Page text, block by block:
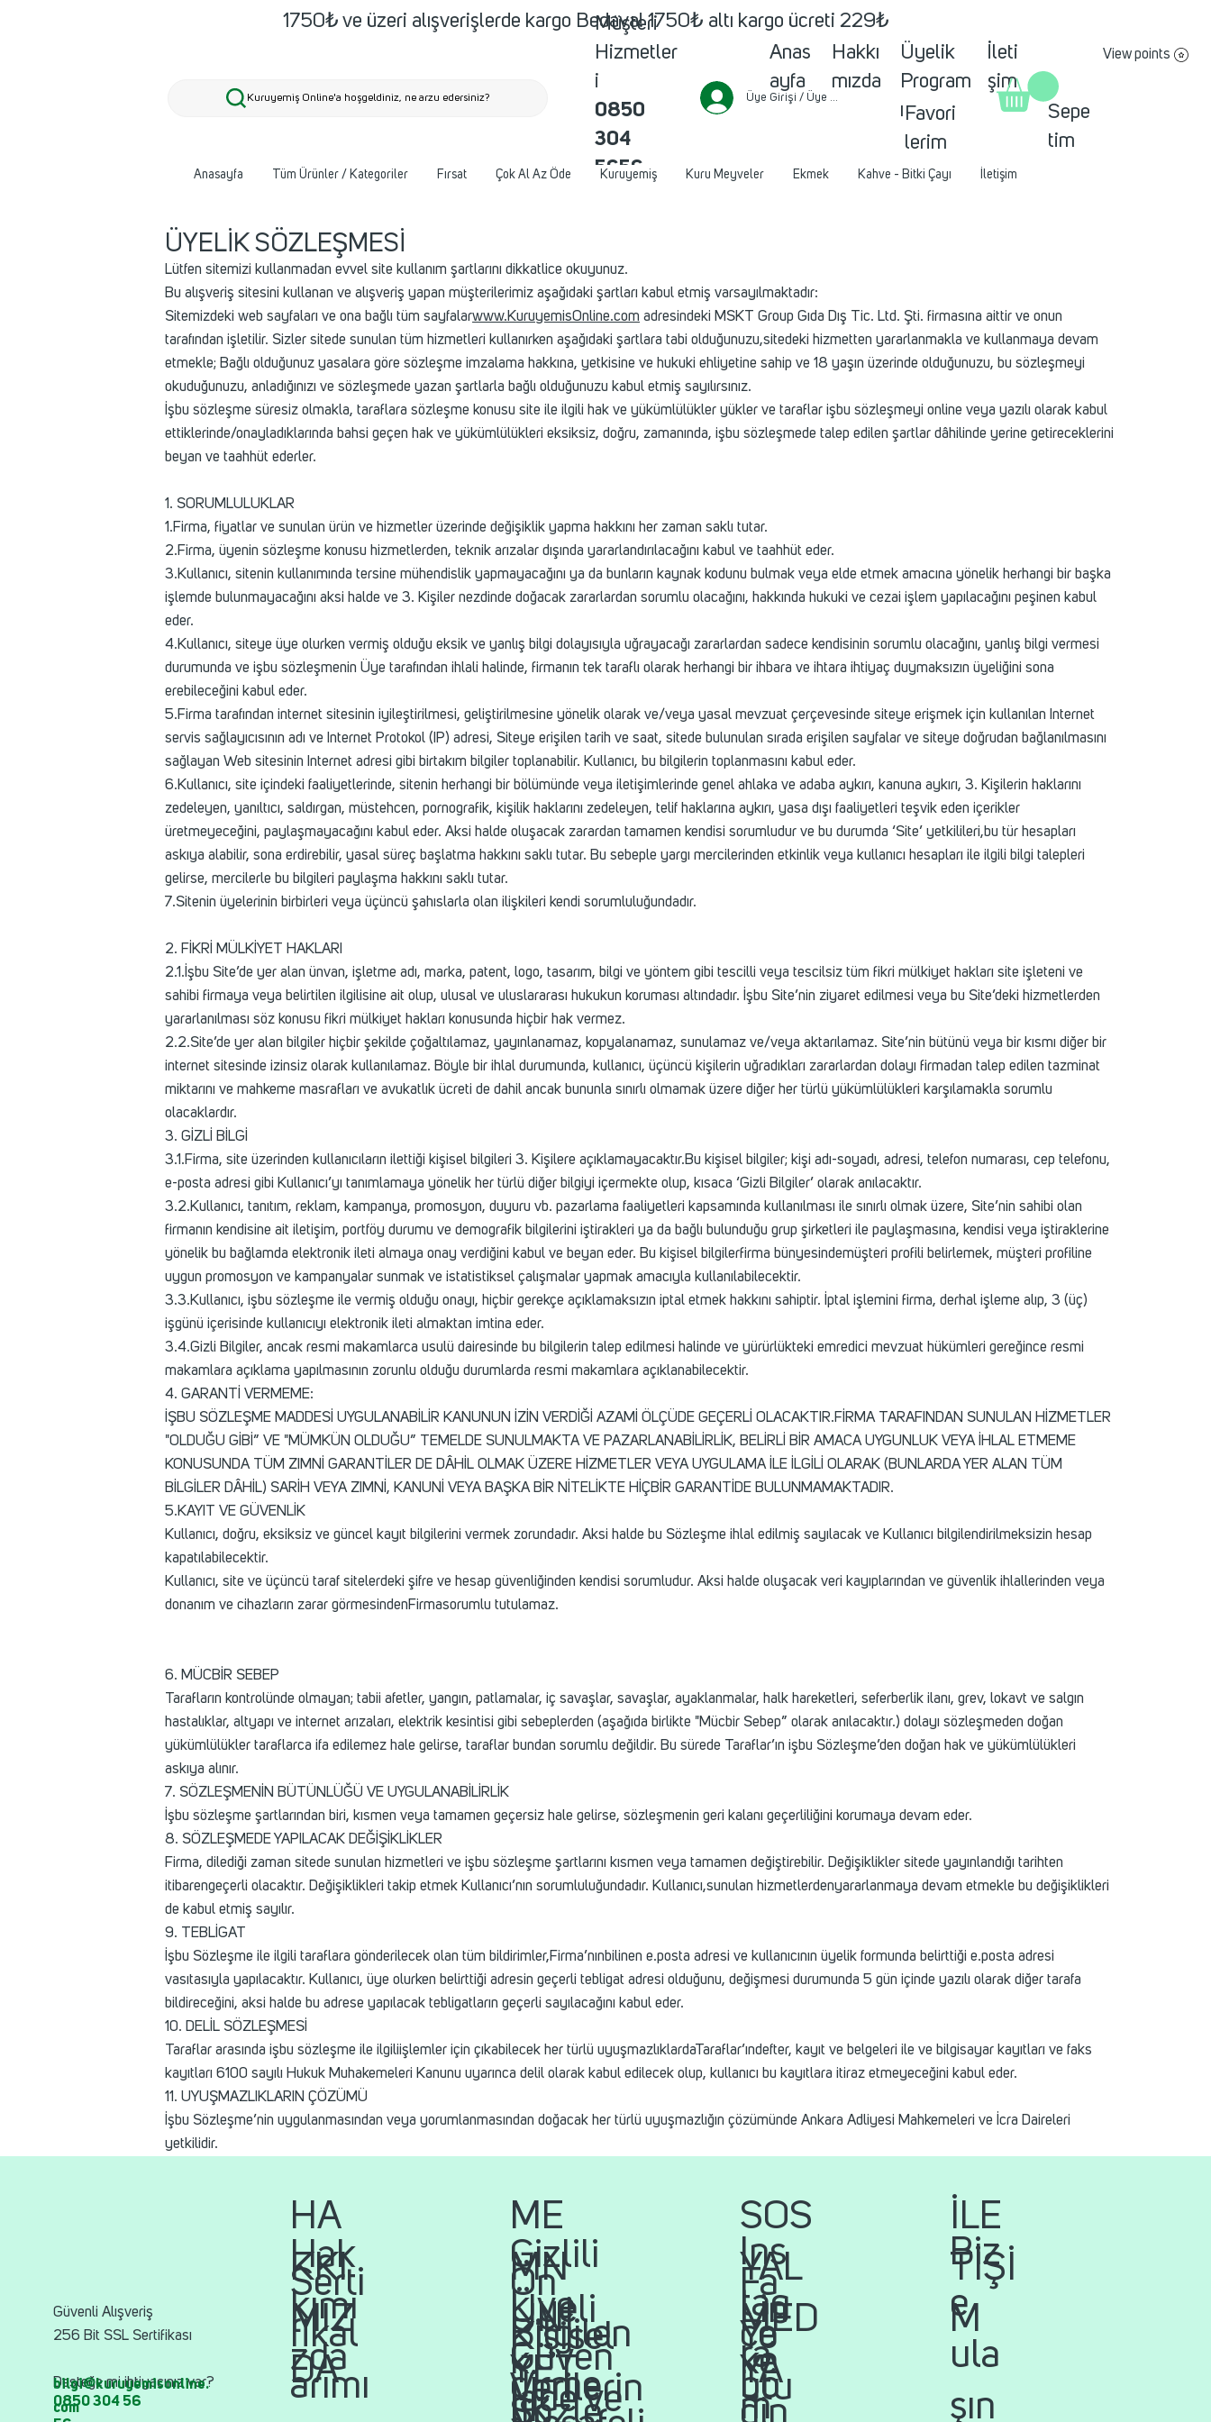
1750₺ ve üzeri alışverişlerde kargo Bedava! 1750₺ altı kargo ücreti 229₺
Anas
ayfa
Hakkı
mızda
Üyelik
Program
ı
İleti
şim
Kuruyemiş Online'a hoşgeldiniz, ne arzu edersiniz?
Müşteri
Hizmetler
i
0850
304
5656
Üye Girişi / Üye ol
View points
Favori
lerim
Sepe
tim
Anasayfa Tüm Ürünler / Kategoriler Fırsat Çok Al Az Öde Kuruyemiş Kuru Meyveler Ekmek Kahve - Bitki Çayı İletişim
ÜYELİK SÖZLEŞMESİ
Lütfen sitemizi kullanmadan evvel site kullanım şartlarını dikkatlice okuyunuz.
Bu alışveriş sitesini kullanan ve alışveriş yapan müşterilerimiz aşağıdaki şartları kabul etmiş varsayılmaktadır:
Sitemizdeki web sayfaları ve ona bağlı tüm sayfalarwww.KuruyemisOnline.com adresindeki MSKT Group Gıda Dış Tic. Ltd. Şti. firmasına aittir ve onun
tarafından işletilir. Sizler sitede sunulan tüm hizmetleri kullanırken aşağıdaki şartlara tabi olduğunuzu,sitedeki hizmetten yararlanmakla ve kullanmaya devam
etmekle; Bağlı olduğunuz yasalara göre sözleşme imzalama hakkına, yetkisine ve hukuki ehliyetine sahip ve 18 yaşın üzerinde olduğunuzu, bu sözleşmeyi
okuduğunuzu, anladığınızı ve sözleşmede yazan şartlarla bağlı olduğunuzu kabul etmiş sayılırsınız.
İşbu sözleşme süresiz olmakla, taraflara sözleşme konusu site ile ilgili hak ve yükümlülükler yükler ve taraflar işbu sözleşmeyi online veya yazılı olarak kabul
ettiklerinde/onayladıklarında bahsi geçen hak ve yükümlülükleri eksiksiz, doğru, zamanında, işbu sözleşmede talep edilen şartlar dâhilinde yerine getireceklerini
beyan ve taahhüt ederler.
1. SORUMLULUKLAR
1.Firma, fiyatlar ve sunulan ürün ve hizmetler üzerinde değişiklik yapma hakkını her zaman saklı tutar.
2.Firma, üyenin sözleşme konusu hizmetlerden, teknik arızalar dışında yararlandırılacağını kabul ve taahhüt eder.
3.Kullanıcı, sitenin kullanımında tersine mühendislik yapmayacağını ya da bunların kaynak kodunu bulmak veya elde etmek amacına yönelik herhangi bir başka
işlemde bulunmayacağını aksi halde ve 3. Kişiler nezdinde doğacak zararlardan sorumlu olacağını, hakkında hukuki ve cezai işlem yapılacağını peşinen kabul
eder.
4.Kullanıcı, siteye üye olurken vermiş olduğu eksik ve yanlış bilgi dolayısıyla uğrayacağı zararlardan sadece kendisinin sorumlu olacağını, yanlış bilgi vermesi
durumunda ve işbu sözleşmenin Üye tarafından ihlali halinde, firmanın tek taraflı olarak herhangi bir ihbara ve ihtara ihtiyaç duymaksızın üyeliğini sona
erebileceğini kabul eder.
5.Firma tarafından internet sitesinin iyileştirilmesi, geliştirilmesine yönelik olarak ve/veya yasal mevzuat çerçevesinde siteye erişmek için kullanılan Internet
servis sağlayıcısının adı ve Internet Protokol (IP) adresi, Siteye erişilen tarih ve saat, sitede bulunulan sırada erişilen sayfalar ve siteye doğrudan bağlanılmasını
sağlayan Web sitesinin Internet adresi gibi birtakım bilgiler toplanabilir. Kullanıcı, bu bilgilerin toplanmasını kabul eder.
6.Kullanıcı, site içindeki faaliyetlerinde, sitenin herhangi bir bölümünde veya iletişimlerinde genel ahlaka ve adaba aykırı, kanuna aykırı, 3. Kişilerin haklarını
zedeleyen, yanıltıcı, saldırgan, müstehcen, pornografik, kişilik haklarını zedeleyen, telif haklarına aykırı, yasa dışı faaliyetleri teşvik eden içerikler
üretmeyeceğini, paylaşmayacağını kabul eder. Aksi halde oluşacak zarardan tamamen kendisi sorumludur ve bu durumda ‘Site’ yetkilileri,bu tür hesapları
askıya alabilir, sona erdirebilir, yasal süreç başlatma hakkını saklı tutar. Bu sebeple yargı mercilerinden etkinlik veya kullanıcı hesapları ile ilgili bilgi talepleri
gelirse, mercilerle bu bilgileri paylaşma hakkını saklı tutar.
7.Sitenin üyelerinin birbirleri veya üçüncü şahıslarla olan ilişkileri kendi sorumluluğundadır.
2. FİKRİ MÜLKİYET HAKLARI
2.1.İşbu Site’de yer alan ünvan, işletme adı, marka, patent, logo, tasarım, bilgi ve yöntem gibi tescilli veya tescilsiz tüm fikri mülkiyet hakları site işleteni ve
sahibi firmaya veya belirtilen ilgilisine ait olup, ulusal ve uluslararası hukukun koruması altındadır. İşbu Site’nin ziyaret edilmesi veya bu Site’deki hizmetlerden
yararlanılması söz konusu fikri mülkiyet hakları konusunda hiçbir hak vermez.
2.2.Site’de yer alan bilgiler hiçbir şekilde çoğaltılamaz, yayınlanamaz, kopyalanamaz, sunulamaz ve/veya aktarılamaz. Site’nin bütünü veya bir kısmı diğer bir
internet sitesinde izinsiz olarak kullanılamaz. Böyle bir ihlal durumunda, kullanıcı, üçüncü kişilerin uğradıkları zararlardan dolayı firmadan talep edilen tazminat
miktarını ve mahkeme masrafları ve avukatlık ücreti de dahil ancak bununla sınırlı olmamak üzere diğer her türlü yükümlülükleri karşılamakla sorumlu
olacaklardır.
3. GİZLİ BİLGİ
3.1.Firma, site üzerinden kullanıcıların ilettiği kişisel bilgileri 3. Kişilere açıklamayacaktır.Bu kişisel bilgiler; kişi adı-soyadı, adresi, telefon numarası, cep telefonu,
e-posta adresi gibi Kullanıcı’yı tanımlamaya yönelik her türlü diğer bilgiyi içermekte olup, kısaca ‘Gizli Bilgiler’ olarak anılacaktır.
3.2.Kullanıcı, tanıtım, reklam, kampanya, promosyon, duyuru vb. pazarlama faaliyetleri kapsamında kullanılması ile sınırlı olmak üzere, Site’nin sahibi olan
firmanın kendisine ait iletişim, portföy durumu ve demografik bilgilerini iştirakleri ya da bağlı bulunduğu grup şirketleri ile paylaşmasına, kendisi veya iştiraklerine
yönelik bu bağlamda elektronik ileti almaya onay verdiğini kabul ve beyan eder. Bu kişisel bilgilerfirma bünyesindemüşteri profili belirlemek, müşteri profiline
uygun promosyon ve kampanyalar sunmak ve istatistiksel çalışmalar yapmak amacıyla kullanılabilecektir.
3.3.Kullanıcı, işbu sözleşme ile vermiş olduğu onayı, hiçbir gerekçe açıklamaksızın iptal etmek hakkını sahiptir. İptal işlemini firma, derhal işleme alıp, 3 (üç)
işgünü içerisinde kullanıcıyı elektronik ileti almaktan imtina eder.
3.4.Gizli Bilgiler, ancak resmi makamlarca usulü dairesinde bu bilgilerin talep edilmesi halinde ve yürürlükteki emredici mevzuat hükümleri gereğince resmi
makamlara açıklama yapılmasının zorunlu olduğu durumlarda resmi makamlara açıklanabilecektir.
4. GARANTİ VERMEME:
İŞBU SÖZLEŞME MADDESİ UYGULANABİLİR KANUNUN İZİN VERDİĞİ AZAMİ ÖLÇÜDE GEÇERLİ OLACAKTIR.FİRMA TARAFINDAN SUNULAN HİZMETLER
"OLDUĞU GİBİ” VE "MÜMKÜN OLDUĞU” TEMELDE SUNULMAKTA VE PAZARLANABİLİRLİK, BELİRLİ BİR AMACA UYGUNLUK VEYA İHLAL ETMEME
KONUSUNDA TÜM ZIMNİ GARANTİLER DE DÂHİL OLMAK ÜZERE HİZMETLER VEYA UYGULAMA İLE İLGİLİ OLARAK (BUNLARDA YER ALAN TÜM
BİLGİLER DÂHİL) SARİH VEYA ZIMNİ, KANUNİ VEYA BAŞKA BİR NİTELİKTE HİÇBİR GARANTİDE BULUNMAMAKTADIR.
5.KAYIT VE GÜVENLİK
Kullanıcı, doğru, eksiksiz ve güncel kayıt bilgilerini vermek zorundadır. Aksi halde bu Sözleşme ihlal edilmiş sayılacak ve Kullanıcı bilgilendirilmeksizin hesap
kapatılabilecektir.
Kullanıcı, site ve üçüncü taraf sitelerdeki şifre ve hesap güvenliğinden kendisi sorumludur. Aksi halde oluşacak veri kayıplarından ve güvenlik ihlallerinden veya
donanım ve cihazların zarar görmesindenFirmasorumlu tutulamaz.
6. MÜCBİR SEBEP
Tarafların kontrolünde olmayan; tabii afetler, yangın, patlamalar, iç savaşlar, savaşlar, ayaklanmalar, halk hareketleri, seferberlik ilanı, grev, lokavt ve salgın
hastalıklar, altyapı ve internet arızaları, elektrik kesintisi gibi sebeplerden (aşağıda birlikte "Mücbir Sebep” olarak anılacaktır.) dolayı sözleşmeden doğan
yükümlülükler taraflarca ifa edilemez hale gelirse, taraflar bundan sorumlu değildir. Bu sürede Taraflar’ın işbu Sözleşme’den doğan hak ve yükümlülükleri
askıya alınır.
7. SÖZLEŞMENİN BÜTÜNLÜĞÜ VE UYGULANABİLİRLİK
İşbu sözleşme şartlarından biri, kısmen veya tamamen geçersiz hale gelirse, sözleşmenin geri kalanı geçerliliğini korumaya devam eder.
8. SÖZLEŞMEDE YAPILACAK DEĞİŞİKLİKLER
Firma, dilediği zaman sitede sunulan hizmetleri ve işbu sözleşme şartlarını kısmen veya tamamen değiştirebilir. Değişiklikler sitede yayınlandığı tarihten
itibarengeçerli olacaktır. Değişiklikleri takip etmek Kullanıcı’nın sorumluluğundadır. Kullanıcı,sunulan hizmetlerdenyararlanmaya devam etmekle bu değişiklikleri
de kabul etmiş sayılır.
9. TEBLİGAT
İşbu Sözleşme ile ilgili taraflara gönderilecek olan tüm bildirimler,Firma’nınbilinen e.posta adresi ve kullanıcının üyelik formunda belirttiği e.posta adresi
vasıtasıyla yapılacaktır. Kullanıcı, üye olurken belirttiği adresin geçerli tebligat adresi olduğunu, değişmesi durumunda 5 gün içinde yazılı olarak diğer tarafa
bildireceğini, aksi halde bu adrese yapılacak tebligatların geçerli sayılacağını kabul eder.
10. DELİL SÖZLEŞMESİ
Taraflar arasında işbu sözleşme ile ilgiliişlemler için çıkabilecek her türlü uyuşmazlıklardaTaraflar’ındefter, kayıt ve belgeleri ile ve bilgisayar kayıtları ve faks
kayıtları 6100 sayılı Hukuk Muhakemeleri Kanunu uyarınca delil olarak kabul edilecek olup, kullanıcı bu kayıtlara itiraz etmeyeceğini kabul eder.
11. UYUŞMAZLIKLARIN ÇÖZÜMÜ
İşbu Sözleşme’nin uygulanmasından veya yorumlanmasından doğacak her türlü uyuşmazlığın çözümünde Ankara Adliyesi Mahkemeleri ve İcra Daireleri
yetkilidir.
Güvenli Alışveriş
256 Bit SSL Sertifikası
Desteğe mi ihtiyacınız var?
bilgi@kuruyemisonline.
com
0850 304 56
HA
KKI
MIZ
DA
Hak
kımı
zda
Serti
fikal
arımı
ME
MN
UNİ
YET
Gizlili
k ve
Güven
lik
Ön
Bilgilen
dirme
Üyeli
k
Kişisel
Verilerin
İade ve
SOS
YAL
MED
YA
Ins
tag
ra
m
Fa
ce
bo
Lin
ke
Yo
utu
İLE
TİŞİ
M
Biz
e
ula
şın